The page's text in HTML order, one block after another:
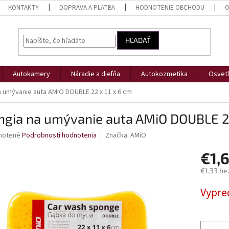
KONTAKTY DOPRAVA A PLATBA HODNOTENIE OBCHODU
HĽADAŤ
Autokamery Náradie a dieľňa Autokozmetika
auta AMiO DOUBLE 22 x 11 x 6 cm
na umývanie auta AMiO DOUBLE
Podrobnosti hodnotenia Značka: AMiO
€1,33
cena: